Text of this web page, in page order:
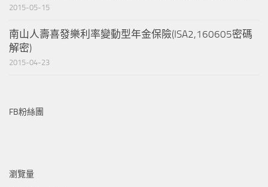
2015-05-15
南山人壽喜發樂利率變動型年金保險(ISA2,160605密碼
解密)
2015-04-23
FB粉絲團
瀏覽量